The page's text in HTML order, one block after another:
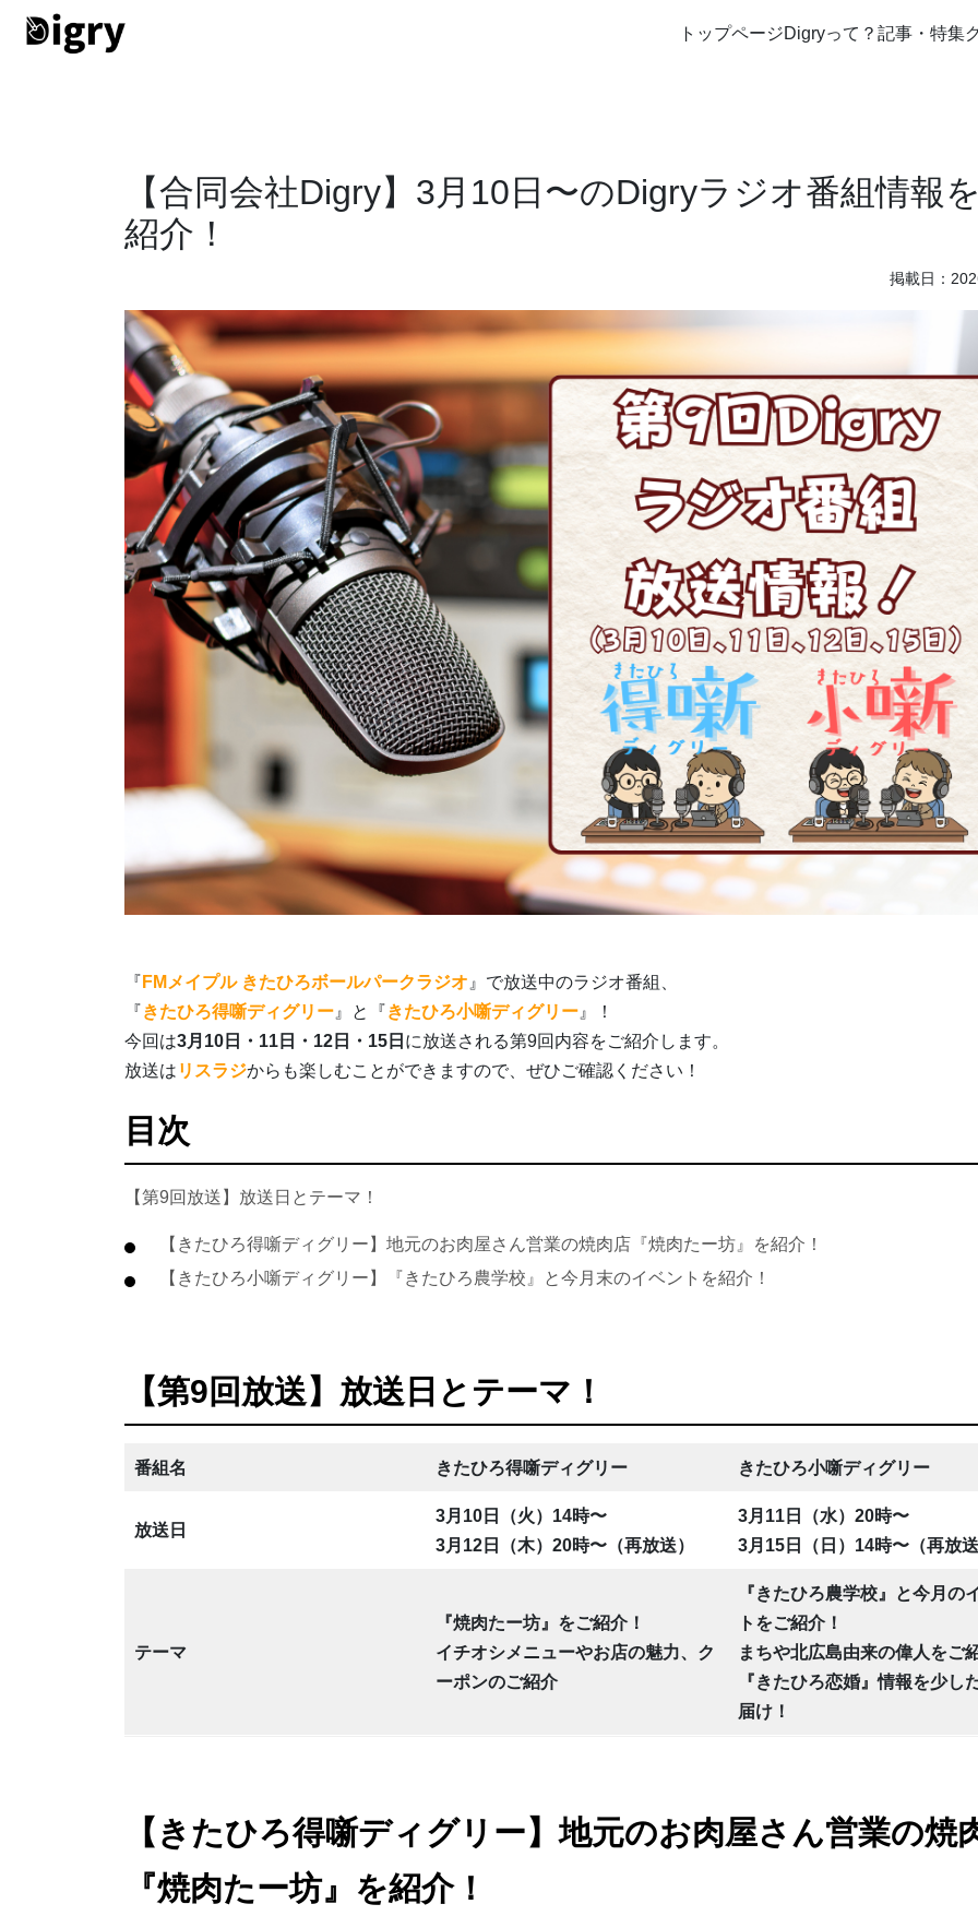
トップページDigryって？ 記事・特集
【合同会社Digry】3月10日〜のDigryラジオ番組情報
紹介！
掲載日：
『 FMメイプル きたひろボールパークラジオ 』で放送中のラジオ番組、
『きたひろ得噺ディグリー 』と『きたひろ小噺ディグリー 』！
今回は3月10日・11日・12日・15日 に放送される第9回内容をご紹介します。
放送は リスラジからも楽しむことができますので、ぜひご確認ください！
目次
【第9回放送】放送日とテーマ！
【きたひろ得噺ディグリー】地元のお肉屋さん営業の焼肉店『焼肉たー坊』を紹介！
【きたひろ小噺ディグリー】『きたひろ農学校』と今月末のイベントを紹介！
【第9回放送】放送日とテーマ！
番組名 きたひろ得噺ディグリー きたひろ小噺ディグリー
放送日
3月10日（火）14時〜
3月12日（木）20時〜（再放送）
3月11日（水）20時〜
3月15日（日）14時〜（再放
テーマ
『焼肉たー坊』をご紹介！
イチオシメニューやお店の魅力、ク
ーポンのご紹介
『きたひろ農学校』と今月の
トをご紹介！
まちや北広島由来の偉人をご
『きたひろ恋婚』情報を少し
届け！
【きたひろ得噺ディグリー】地元のお肉屋さん営業の焼
『焼肉たー坊』を紹介！